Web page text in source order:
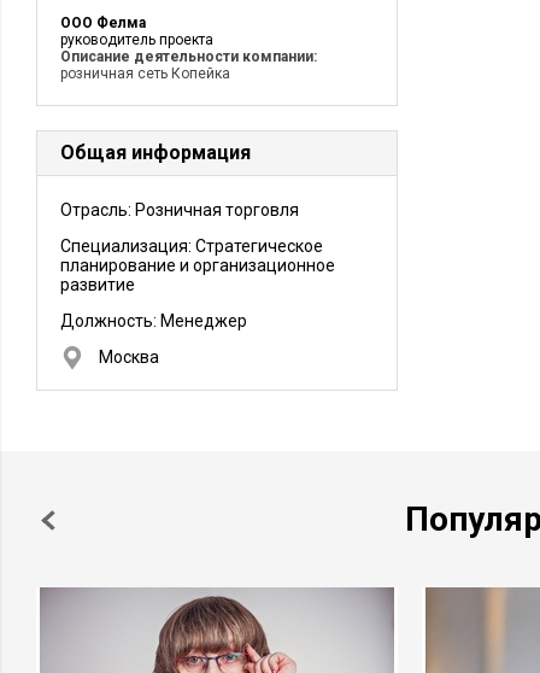
ООО Фелма
руководитель проекта
Описание деятельности компании:
розничная сеть Копейка
Общая информация
Отрасль: Розничная торговля
Специализация: Стратегическое
планирование и организационное
развитие
Должность: Менеджер
Москва